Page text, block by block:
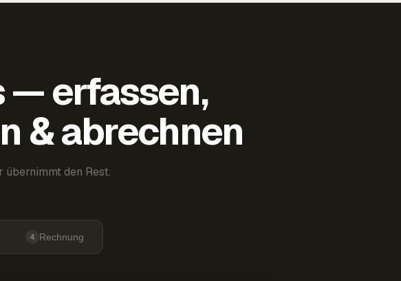
— erfassen,
& abrechnen
den Rest.
4 Rechnung